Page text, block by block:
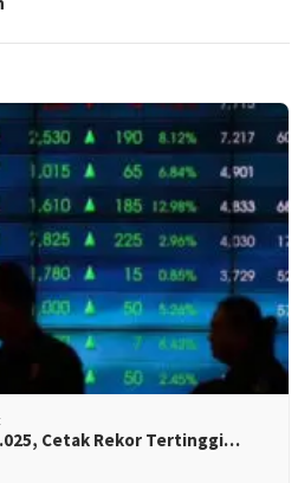
Cetak Rekor Tertinggi…